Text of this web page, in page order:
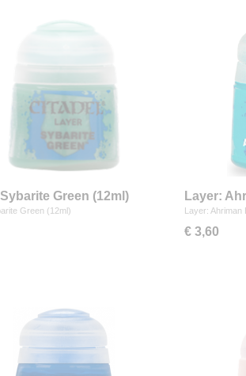
Green (12ml)
Green (12ml)
Layer:
Layer: Ahriman
€ 3,60